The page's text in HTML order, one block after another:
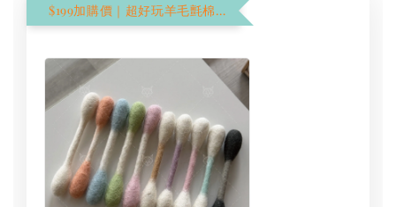
$199加購價｜超好玩羊毛氈棉花棒